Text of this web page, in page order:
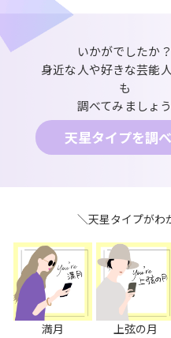
いかがでしたか？
身近な人や好きな芸能
も
調べてみましょう
天星タイプを調
＼天星タイプがわ
満月 上弦の月